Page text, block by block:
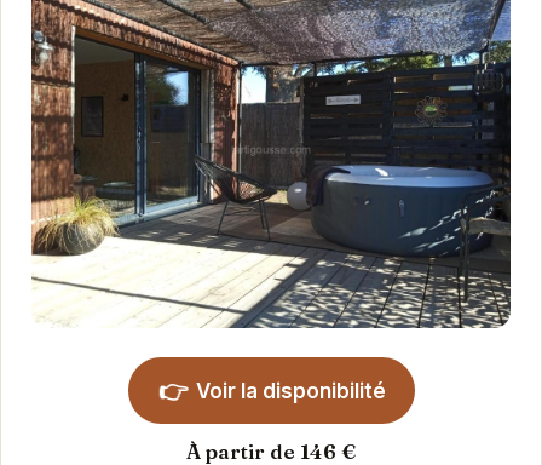
👉 Voir la disponibilité
À partir de 146 €